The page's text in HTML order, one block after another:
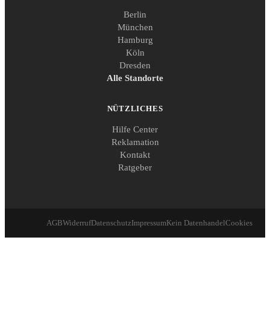
Berlin
München
Hamburg
Köln
Dresden
Alle Standorte
NÜTZLICHES
Hilfe Center
Reklamation
Kontakt
Ratgeber
AGBWiderrufDatenschutzImpressumKein DatenhandelCookies